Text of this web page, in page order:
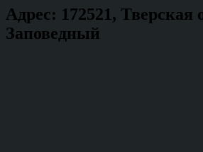
Вернуться
к
главной
Адрес: 172521, Тверская
Заповедный